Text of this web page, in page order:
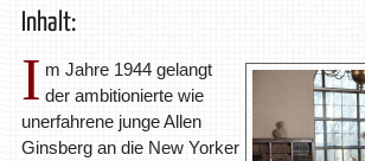
Inhalt:
I m Jahre 1944 gelangt
der ambitionierte wie
unerfahrene junge Allen
Ginsberg an die New Yorker